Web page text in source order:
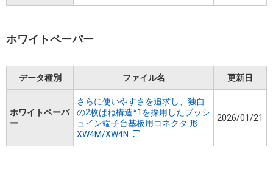
ホワイトペーパー
データ種別 ファイル名 更新日
ホワイトペーパ
ー
さらに使いやすさを追求し、独自
の2枚ばね構造*1を採用したプッシ
ュイン端子台基板用コネクタ 形
XW4M/XW4N
2026/01/21